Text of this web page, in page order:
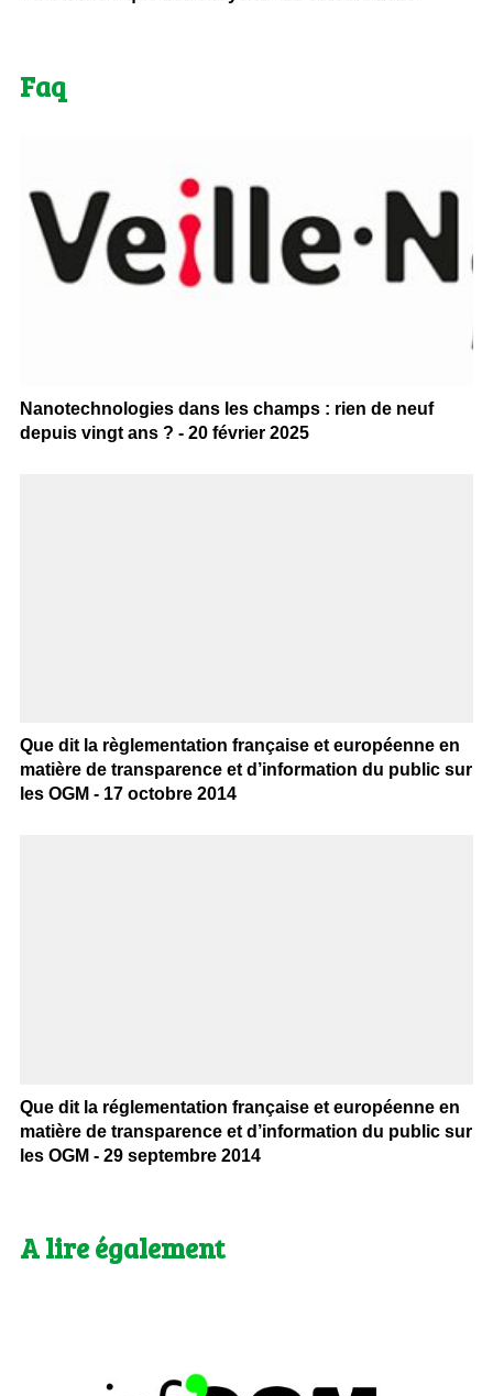
Faq
Nanotechnologies dans les champs : rien de neuf
depuis vingt ans ? - 20 février 2025
Que dit la règlementation française et européenne en
matière de transparence et d’information du public sur
les OGM - 17 octobre 2014
Que dit la réglementation française et européenne en
matière de transparence et d’information du public sur
les OGM - 29 septembre 2014
A lire également